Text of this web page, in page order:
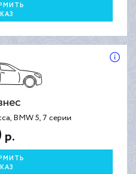
BMW 5, 7 серии
р.